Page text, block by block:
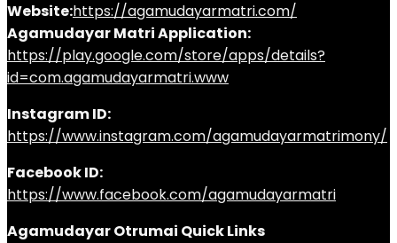
Website:https://agamudayarmatri.com/
Agamudayar Matri Application:
https://play.google.com/store/apps/details?
id=com.agamudayarmatri.www
Instagram ID:
https://www.instagram.com/agamudayarmatrimony/
Facebook ID:
https://www.facebook.com/agamudayarmatri
Agamudayar Otrumai Quick Links